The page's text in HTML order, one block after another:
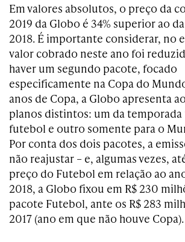
Em valores absolutos, o preço da
2019 da Globo é 34% superior ao
2018. É importante considerar, no
valor cobrado neste ano foi
haver um segundo pacote, focado
especificamente na Copa do
anos de Copa, a Globo apresenta
planos distintos: um da
futebol e outro somente para o
Por conta dos dois pacotes, a
não reajustar – e, algumas vezes,
preço do Futebol em relação ao
2018, a Globo fixou em R$ 230
pacote Futebol, ante os R$ 283
2017 (ano em que não houve Copa).